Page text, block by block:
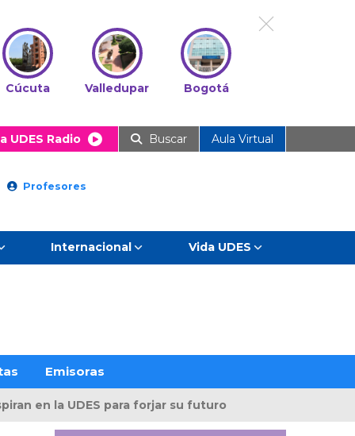
Cúcuta Valledupar Bogotá
UDES Radio Buscar Aula Virtual
Profesores
Internacional Vida UDES
Emisoras
en la UDES para forjar su futuro